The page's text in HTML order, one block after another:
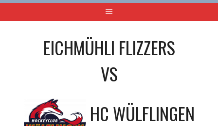
EICHMÜHLI FLIZZERS
VS
HC WÜLFLINGEN